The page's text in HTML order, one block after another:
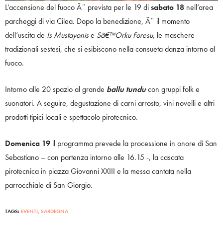
L’accensione del fuoco Ã¨ prevista per le 19 disabato 18 nell’area
parcheggi di via Cilea. Dopo la benedizione, Ã¨ il momento
dell’uscita de Is Mustayonise Sâ€™Orku Foresu, le maschere
tradizionali sestesi, che si esibiscono nella consueta danza intorno al
fuoco.
Intorno alle 20 spazio al grande ballu tunducon gruppi folk e
suonatori. A seguire, degustazione di carni arrosto, vini novelli e altri
prodotti tipici locali e spettacolo pirotecnico.
Domenica 19 il programma prevede la processione in onore di San
Sebastiano – con partenza intorno alle 16.15 -, la cascata
pirotecnica in piazza Giovanni XXIII e la messa cantata nella
parrocchiale di San Giorgio.
TAGS: EVENTI SARDEGNA